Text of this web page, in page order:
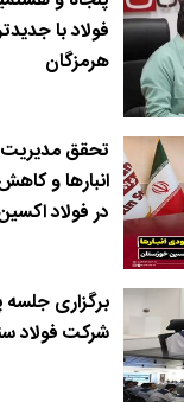
فولاد با
هرمزگان
تحقق
انبارها و
در فولاد
برگزاری
شرکت فولاد